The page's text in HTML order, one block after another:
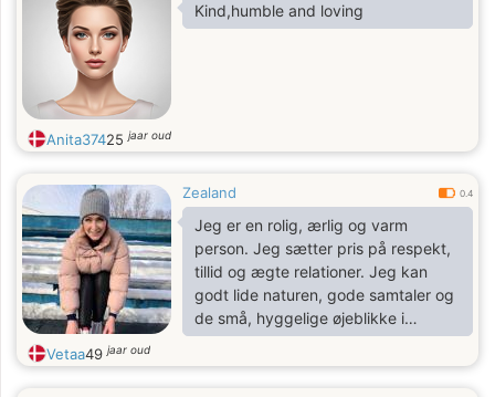
Kind,humble and loving
Anita37425jaar oud
Zealand 0.4
Jeg er en rolig, ærlig og varm
person. Jeg sætter pris på respekt,
tillid og ægte relationer. Jeg kan
godt lide naturen, gode samtaler og
de små, hyggelige øjeblikke i
hverdagen.
Vetaa49jaar oud